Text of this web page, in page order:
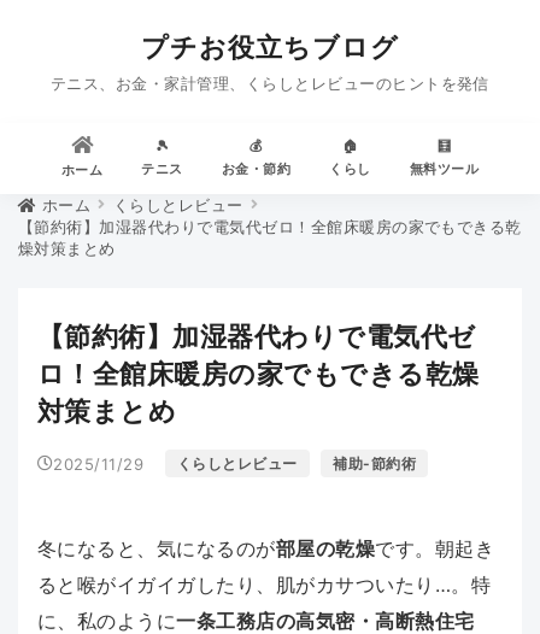
プチお役立ちブログ
テニス、お金・家計管理、くらしとレビューのヒントを発信
ホーム
🎾
テニス
💰
お金・節約
🏠
くらし
🧮
無料ツール
ホーム
くらしとレビュー
【節約術】加湿器代わりで電気代ゼロ！全館床暖房の家でもできる乾
燥対策まとめ
【節約術】加湿器代わりで電気代ゼ
ロ！全館床暖房の家でもできる乾燥
対策まとめ
2025/11/29 くらしとレビュー 補助-節約術
冬になると、気になるのが部屋の乾燥です。朝起き
ると喉がイガイガしたり、肌がカサついたり…。特
に、私のように一条工務店の高気密・高断熱住宅